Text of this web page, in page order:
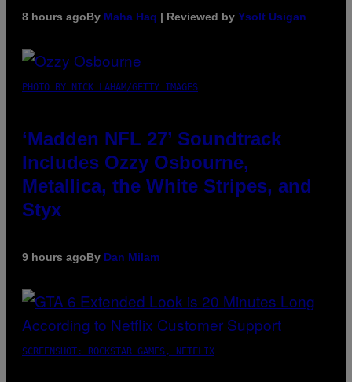
8 hours agoBy Maha Haq | Reviewed by Ysolt Usigan
PHOTO BY NICK LAHAM/GETTY IMAGES
‘Madden NFL 27’ Soundtrack
Includes Ozzy Osbourne,
Metallica, the White Stripes, and
Styx
9 hours agoBy Dan Milam
SCREENSHOT: ROCKSTAR GAMES, NETFLIX